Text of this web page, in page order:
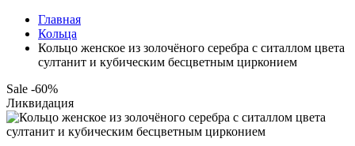
Главная
Кольца
Кольцо женское из золочёного серебра с ситаллом цвета
султанит и кубическим бесцветным цирконием
Sale -60%
Ликвидация